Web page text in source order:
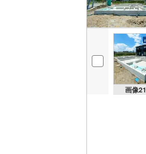
画像21